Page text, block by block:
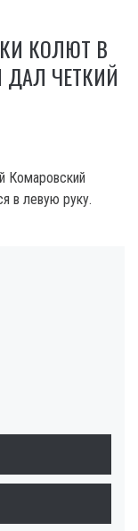
КОЛЮТ В
ДАЛ ЧЕТКИЙ
Комаровский
в левую руку.